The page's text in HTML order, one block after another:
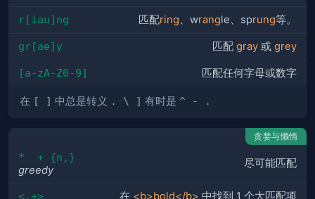
r[iau]ng 匹配ring、wrangle、sprung等。
gr[ae]y 匹配 gray 或 grey
[a-zA-Z0-9] 匹配任何字母或数字
在 [ ] 中总是转义 . \ ] 有时是 ^ - .
贪婪与懒惰
*  + {n,}
greedy
尽可能匹配
<.+> 在 <b>bold</b> 中找到 1 个大匹配项